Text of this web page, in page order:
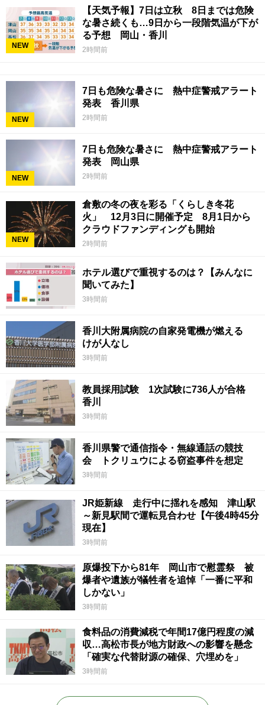
NEW
【天気予報】7日は立秋 8日までは危険
な暑さ続くも…9日から一段階気温が下が
る予想 岡山・香川
2時間前
NEW
7日も危険な暑さに 熱中症警戒アラート
発表 香川県
2時間前
NEW
7日も危険な暑さに 熱中症警戒アラート
発表 岡山県
2時間前
NEW
倉敷の冬の夜を彩る「くらしき冬花
火」 12月3日に開催予定 8月1日から
クラウドファンディングも開始
2時間前
ホテル選びで重視するのは？【みんなに
聞いてみた】
3時間前
香川大附属病院の自家発電機が燃える
けが人なし
3時間前
教員採用試験 1次試験に736人が合格
香川
3時間前
香川県警で通信指令・無線通話の競技
会 トクリュウによる窃盗事件を想定
3時間前
JR姫新線 走行中に揺れを感知 津山駅
～新見駅間で運転見合わせ【午後4時45分
現在】
3時間前
原爆投下から81年 岡山市で慰霊祭 被
爆者や遺族が犠牲者を追悼「一番に平和
しかない」
3時間前
食料品の消費減税で年間17億円程度の減
収…高松市長が地方財政への影響を懸念
「確実な代替財源の確保、穴埋めを」
3時間前